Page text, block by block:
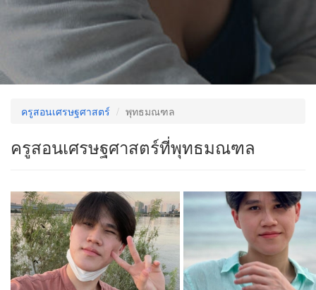
ครูสอนเศรษฐศาสตร์ พุทธมณฑล
ครูสอนเศรษฐศาสตร์ที่พุทธมณฑล